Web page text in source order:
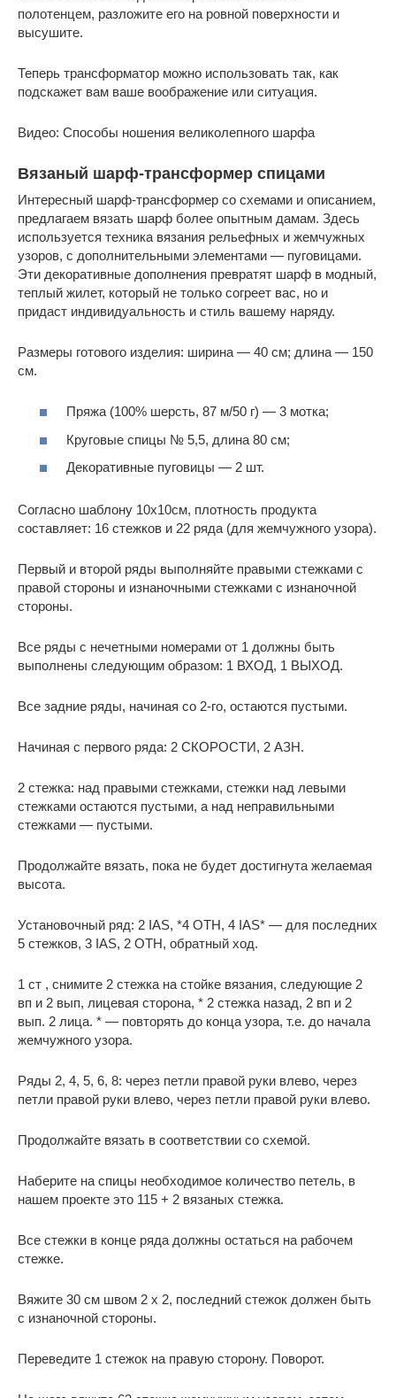
полотенцем, разложите его на ровной поверхности и
высушите.
Теперь трансформатор можно использовать так, как
подскажет вам ваше воображение или ситуация.
Видео: Способы ношения великолепного шарфа
Вязаный шарф-трансформер спицами
Интересный шарф-трансформер со схемами и описанием,
предлагаем вязать шарф более опытным дамам. Здесь
используется техника вязания рельефных и жемчужных
узоров, с дополнительными элементами — пуговицами.
Эти декоративные дополнения превратят шарф в модный,
теплый жилет, который не только согреет вас, но и
придаст индивидуальность и стиль вашему наряду.
Размеры готового изделия: ширина — 40 см; длина — 150
см.
Пряжа (100% шерсть, 87 м/50 г) — 3 мотка;
Круговые спицы № 5,5, длина 80 см;
Декоративные пуговицы — 2 шт.
Согласно шаблону 10х10см, плотность продукта
составляет: 16 стежков и 22 ряда (для жемчужного узора).
Первый и второй ряды выполняйте правыми стежками с
правой стороны и изнаночными стежками с изнаночной
стороны.
Все ряды с нечетными номерами от 1 должны быть
выполнены следующим образом: 1 ВХОД, 1 ВЫХОД.
Все задние ряды, начиная со 2-го, остаются пустыми.
Начиная с первого ряда: 2 СКОРОСТИ, 2 АЗН.
2 стежка: над правыми стежками, стежки над левыми
стежками остаются пустыми, а над неправильными
стежками — пустыми.
Продолжайте вязать, пока не будет достигнута желаемая
высота.
Установочный ряд: 2 IAS, *4 OTH, 4 IAS* — для последних
5 стежков, 3 IAS, 2 OTH, обратный ход.
1 ст , снимите 2 стежка на стойке вязания, следующие 2
вп и 2 вып, лицевая сторона, * 2 стежка назад, 2 вп и 2
вып. 2 лица. * — повторять до конца узора, т.е. до начала
жемчужного узора.
Ряды 2, 4, 5, 6, 8: через петли правой руки влево, через
петли правой руки влево, через петли правой руки влево.
Продолжайте вязать в соответствии со схемой.
Наберите на спицы необходимое количество петель, в
нашем проекте это 115 + 2 вязаных стежка.
Все стежки в конце ряда должны остаться на рабочем
стежке.
Вяжите 30 см швом 2 x 2, последний стежок должен быть
с изнаночной стороны.
Переведите 1 стежок на правую сторону. Поворот.